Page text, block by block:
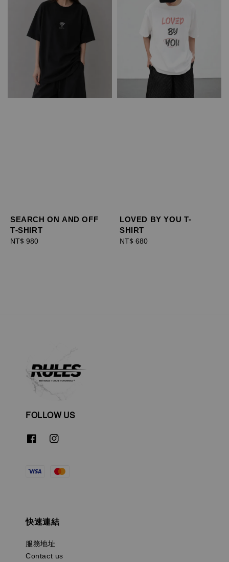
SEARCH ON AND OFF
T-SHIRT
Regular
NT$ 980
LOVED BY YOU T-
SHIRT
Regular
NT$ 680
FOLLOW US
快速連結
服務地址
Contact us